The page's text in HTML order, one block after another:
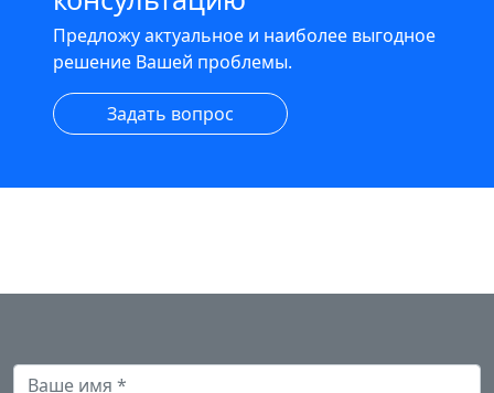
Предложу актуальное и наиболее выгодное
решение Вашей проблемы.
Задать вопрос